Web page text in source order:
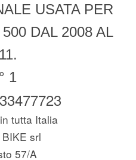
USATA PER
DAL 2008 AL
1
tutta Italia
BIKE srl
57/A